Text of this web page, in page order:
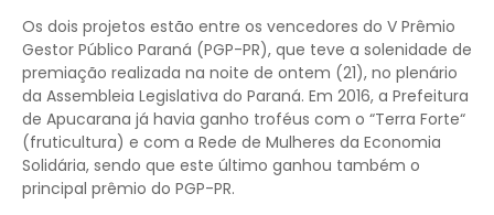
Os dois projetos estão entre os vencedores do V Prêmio
Gestor Público Paraná (PGP-PR), que teve a solenidade de
premiação realizada na noite de ontem (21), no plenário
da Assembleia Legislativa do Paraná. Em 2016, a Prefeitura
de Apucarana já havia ganho troféus com o “Terra Forte“
(fruticultura) e com a Rede de Mulheres da Economia
Solidária, sendo que este último ganhou também o
principal prêmio do PGP-PR.